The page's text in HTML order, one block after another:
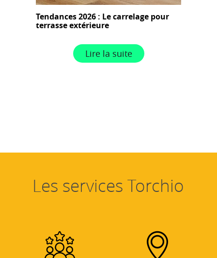
Tendances 2026 : Le carrelage pour
terrasse extérieure
Lire la suite
Les services Torchio